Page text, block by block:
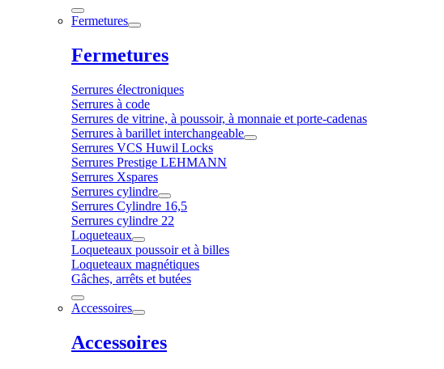
Fermetures
Fermetures
Serrures électroniques
Serrures à code
Serrures de vitrine, à poussoir, à monnaie et porte-cadenas
Serrures à barillet interchangeable
Serrures VCS Huwil Locks
Serrures Prestige LEHMANN
Serrures Xspares
Serrures cylindre
Serrures Cylindre 16,5
Serrures cylindre 22
Loqueteaux
Loqueteaux poussoir et à billes
Loqueteaux magnétiques
Gâches, arrêts et butées
Accessoires
Accessoires